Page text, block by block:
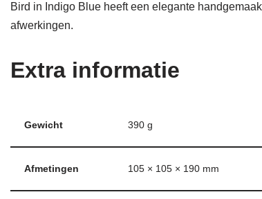
Bird in Indigo Blue heeft een elegante
afwerkingen.
Extra informatie
Gewicht 390 g
Afmetingen 105 × 105 × 190 mm